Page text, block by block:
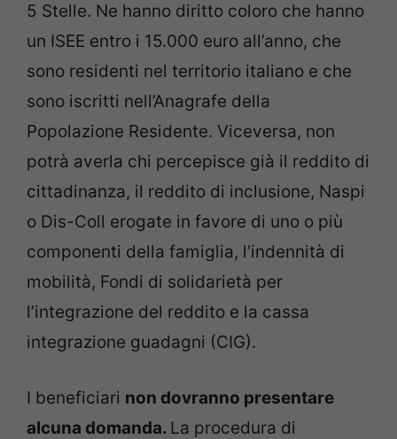
5 Stelle. Ne hanno diritto coloro che hanno
un ISEE entro i 15.000 euro all’anno, che
sono residenti nel territorio italiano e che
sono iscritti nell’Anagrafe della
Popolazione Residente. Viceversa, non
potrà averla chi percepisce già il reddito di
cittadinanza, il reddito di inclusione, Naspi
o Dis-Coll erogate in favore di uno o più
componenti della famiglia, l’indennità di
mobilità, Fondi di solidarietà per
l’integrazione del reddito e la cassa
integrazione guadagni (CIG).
I beneficiari non dovranno presentare
alcuna domanda. La procedura di